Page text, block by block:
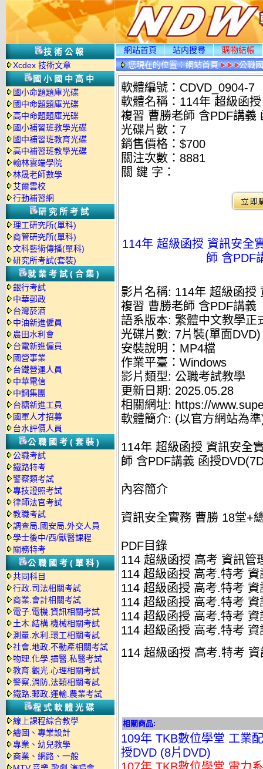
技術公報
Xcdex 技術文章
國小國中高中
國小命題題庫光碟
國中命題題庫光碟
高中命題題庫光碟
國小補習班教學光碟
國中補習班教育光碟
高中補習班教學光碟
翰林雲端學院
林晟老師數學
艾爾雲校
行動補習網
研究所考試
理工研究所(單科)
商管研究所(單科)
文科藝術傳播(單科)
研究所考試(套裝)
就業考試(合集)
銀行考試
中華郵政
台灣菸酒
中油新進僱員
農田水利會
台電新進僱員
國營事業
台鐵營運人員
中華電信
中鋼集團
台糖新進工員
國軍人才招募
台水評價人員
公職國考(套裝)
公職考試
鐵路特考
警察類考試
專技證照考試
律師法官考試
教職考試
調查局.國安局.外交人員
學士後中/西/獸醫課程
關務特考
公職國考(單科)
共同科目
行政.司法相關考試
商業.會計相關考試
電子.電機.資訊相關考試
土木.結構.機械相關考試
測量.水利.環工相關考試
社會.地政.不動產相關考試
物理.化學.插醫.私醫考試
教育.觀光.心理相關考試
警察,消防,法類相關考試
鐵路.郵政.運輸.農業考試
程式軟體光碟
線上課程綜合教學
繪圖、專業設計
專業、幼兒教學
商業、網路、一般
網站首頁 站内搜尋
購物結帳
您現在的位置：網站首頁
公職
光碟詳情
軟體編號：CDVD_0904-7
軟體名稱：114年 超級函
複習 曹勝老師 含PDF講義
光碟片數：7
銷售價格：$700
關注次數： 8881
關 鍵 字：
114年 超級函授 資訊安全
師 含PDF
影片名稱: 114年 超級函授
複習 曹勝老師 含PDF講義
語系版本: 繁體中文教學正
光碟片數: 7片裝(單面DVD)
安裝說明：MP4檔
作業平臺：Windows
影片類型: 公職考試教學
更新日期: 2025.05.28
相關網址: https://
軟體簡介: (以官方網站為
114年 超級函授 資訊安全
師 含PDF講義 函授
內容簡介
資訊安全實務 曹勝 18堂+
PDF目錄
114 超級函授 高考 資訊管
114 超級函授 高考.特考
114 超級函授 高考.特考
114 超級函授 高考.特考
114 超級函授 高考.特考
114 超級函授 高考.特考
114 超級函授 高考.特考
相關商品:
109年 TKB數位學堂 工業
授DVD (8片DVD)